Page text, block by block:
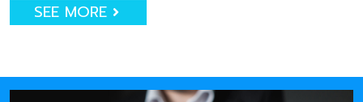
SEE MORE